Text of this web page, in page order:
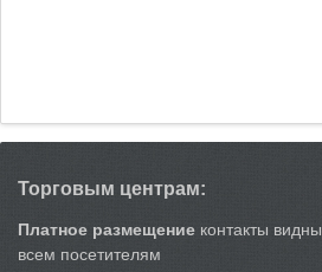
Торговым центрам:
Платное размещение контакты видны
всем посетителям